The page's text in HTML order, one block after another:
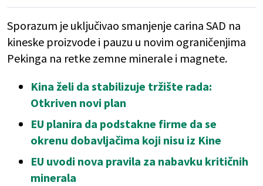
Sporazum je uključivao smanjenje carina SAD na
kineske proizvode i pauzu u novim ograničenjima
Pekinga na retke zemne minerale i magnete.
Kina želi da stabilizuje tržište rada:
Otkriven novi plan
EU planira da podstakne firme da se
okrenu dobavljačima koji nisu iz Kine
EU uvodi nova pravila za nabavku kritičnih
minerala